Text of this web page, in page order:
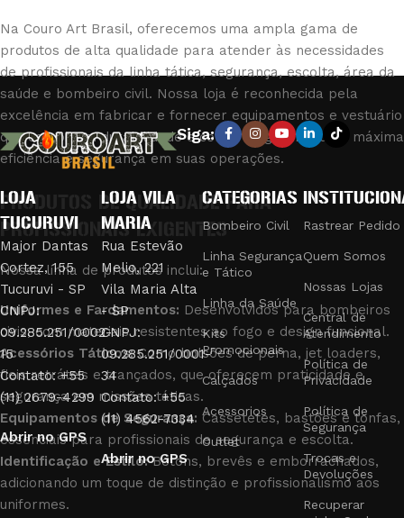
Na Couro Art Brasil, oferecemos uma ampla gama de
produtos de alta qualidade para atender às necessidades
de profissionais da linha tática, segurança, escolta, área da
saúde e bombeiro civil. Nossa loja é reconhecida pela
excelência em fabricar e fornecer equipamentos e vestuário
que combinam durabilidade e conforto, garantindo a máxima
eficiência e segurança em suas operações.
PRODUTOS DE QUALIDADE PARA
PROFISSIONAIS EXIGENTES
Nossa linha de produtos inclui:
Uniformes e Fardamentos: Desenvolvidos para bombeiros
civis, com materiais resistentes ao fogo e design funcional.
Acessórios Táticos:Como bolsões de perna, jet loaders,
fieis retráteis e trançados, que oferecem praticidade e
segurança em missões táticas.
Equipamentos de Segurança: Cassetetes, bastões e tonfas,
essenciais para profissionais de segurança e escolta.
Identificação e Estilo:Botons, brevês e emborrachados,
adicionando um toque de distinção e profissionalismo aos
uniformes.
Siga:
LOJA
TUCURUVI
Major Dantas
Cortez, 155
Tucuruvi - SP
CNPJ:
09.285.251/0002-
15
Contato: +55
(11) 2679-4299
Abrir no GPS
LOJA VILA
MARIA
Rua Estevão
Melio, 221
Vila Maria Alta
- SP
CNPJ:
09.285.251/0001-
34
Contato: +55
(11) 4562-7334
Abrir no GPS
CATEGORIAS
Bombeiro Civil
Linha Segurança
e Tático
Linha da Saúde
Kits
Promocionais
Calçados
Acessorios
Outlet
Rastrear Pedido
Quem Somos
Nossas Lojas
Central de
Atendimento
Política de
Privacidade
Política de
Segurança
Trocas e
Devoluções
Recuperar